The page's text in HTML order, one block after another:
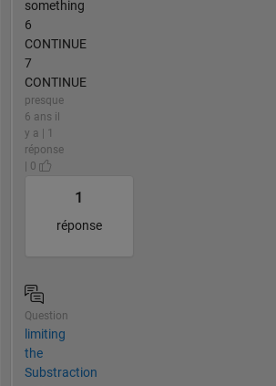
something
6
CONTINUE
7
CONTINUE
presque
6 ans il
y a | 1
réponse
| 0
1
réponse
Question
limiting
the
Substraction